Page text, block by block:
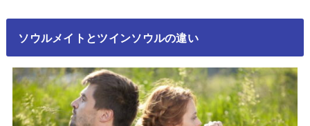
ソウルメイトとツインソウルの違い